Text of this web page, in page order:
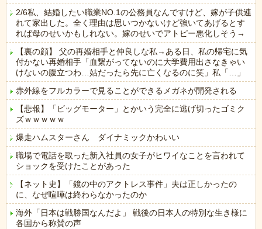
2/6私、結婚したい職業NO.1の公務員なんですけど、嫁が子供連
れて家出した。全く理由は思いつかないけど強いてあげるとす
れば母のせいかもしれない。嫁のせいでアトピー悪化しそう→
【裏の顔】 父の再婚相手と仲良しな私→ある日、私の帰宅に気
付かない再婚相手「血繋がってないのに大学費用出さなきゃい
けないの腹立つわ…姑だったら先に亡くなるのに笑」私「…」
赤外線をフルカラーで見ることができるメガネが開発される
【悲報】「ビッグモーター」とかいう完全に逃げ切ったゴミク
ズｗｗｗｗｗ
爆走ハムスターさん ダイナミックかわいい
職場で電話を取った新入社員の女子がヒワイなことを言われて
ショックを受けたことがあった
【ネット史】「鏡の中のアクトレス事件」夫は正しかったの
に、なぜ喧嘩は終わらなかったのか
海外「日本は戦勝国なんだよ」 戦後の日本人の特別な生き様に
各国から称賛の声